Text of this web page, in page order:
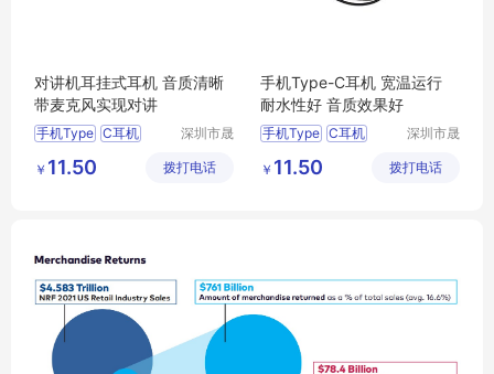
对讲机耳挂式耳机 音质清晰
带麦克风实现对讲
手机Type C耳机
对讲机配件耳机Type
深圳市晟
限公司
￥ 11.50 拨打电话
手机Type-C耳机 宽温运行
耐水性好 音质效果好
手机Type C耳机
对讲机配件耳机Type
深圳市晟
限公司
￥ 11.50 拨打电话